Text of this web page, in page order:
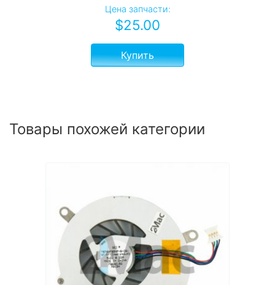
Цена запчасти:
$25.00
Купить
Товары похожей категории